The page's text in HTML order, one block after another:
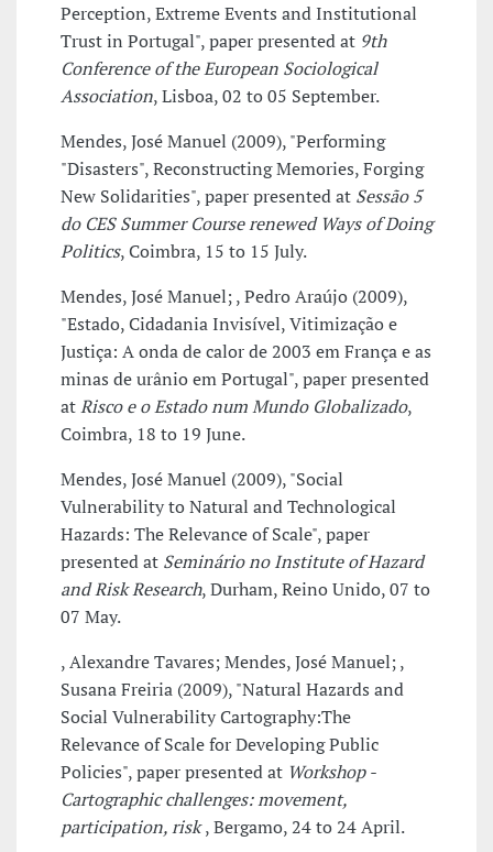
Perception, Extreme Events and Institutional
Trust in Portugal", paper presented at 9th
Conference of the European Sociological
Association, Lisboa, 02 to 05 September.
Mendes, José Manuel (2009), "Performing
"Disasters", Reconstructing Memories, Forging
New Solidarities", paper presented at Sessão 5
do CES Summer Course renewed Ways of Doing
Politics, Coimbra, 15 to 15 July.
Mendes, José Manuel; , Pedro Araújo (2009),
"Estado, Cidadania Invisível, Vitimização e
Justiça: A onda de calor de 2003 em França e as
minas de urânio em Portugal", paper presented
atRisco e o Estado num Mundo Globalizado,
Coimbra, 18 to 19 June.
Mendes, José Manuel (2009), "Social
Vulnerability to Natural and Technological
Hazards: The Relevance of Scale", paper
presented at Seminário no Institute of Hazard
and Risk Research, Durham, Reino Unido, 07 to
07 May.
, Alexandre Tavares; Mendes, José Manuel; ,
Susana Freiria (2009), "Natural Hazards and
Social Vulnerability Cartography:The
Relevance of Scale for Developing Public
Policies", paper presented at Workshop -
Cartographic challenges: movement,
participation, risk, Bergamo, 24 to 24 April.